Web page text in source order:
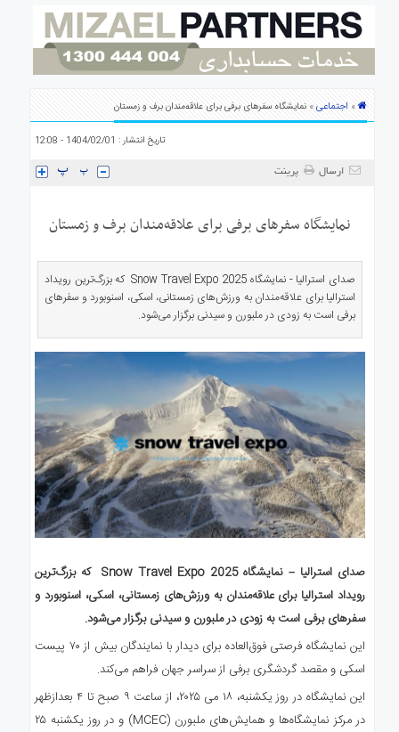
استرالیا
ارتباط» اجتماعی» نمایشگاه سفرهای برفی برای علاقه‌‌مندان برف و زمستان
تاریخ انتشار : 1404/02/01 - 12:08
ارسال پرینت
نمایشگاه سفرهای برفی برای علاقه‌‌مندان برف و زمستان
صدای استرالیا - نمایشگاه Snow Travel Expo 2025 که بزرگ‌ترین رویداد
استرالیا برای علاقه‌مندان به ورزش‌های زمستانی، اسکی، اسنوبورد و سفرهای
برفی است به زودی در ملبورن و سیدنی برگزار می‌شود.
صدای استرالیا – نمایشگاه Snow Travel Expo 2025 که بزرگ‌ترین
رویداد استرالیا برای علاقه‌مندان به ورزش‌های زمستانی، اسکی، اسنوبورد و
سفرهای برفی است به زودی در ملبورن و سیدنی برگزار می‌شود.
این نمایشگاه فرصتی فوق‌العاده برای دیدار با نمایندگان بیش از ۷۰ پیست
اسکی و مقصد گردشگری برفی از سراسر جهان فراهم می‌کند.
این نمایشگاه در روز یکشنبه، ۱۸ می ۲۰۲۵، از ساعت ۹ صبح تا ۴ بعدازظهر
در مرکز نمایشگاه‌ها و همایش‌های ملبورن (MCEC) و در روز یکشنبه ۲۵